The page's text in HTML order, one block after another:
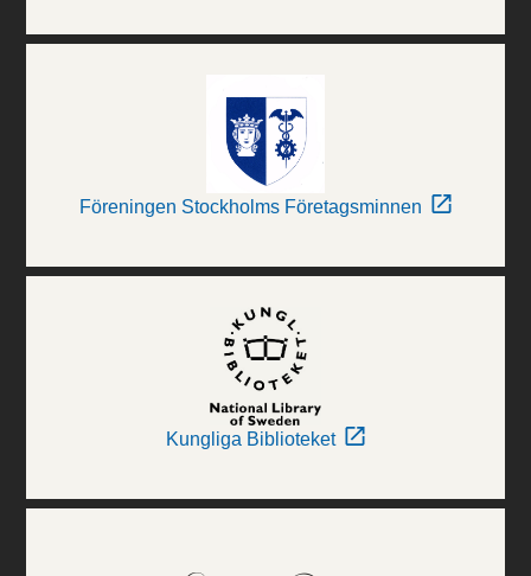
Föreningen Stockholms Företagsminnen
Kungliga Biblioteket